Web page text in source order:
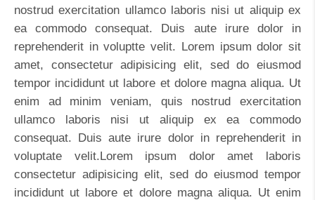
nostrud exercitation ullamco laboris nisi ut aliquip ex
ea commodo consequat. Duis aute irure dolor in
reprehenderit in voluptte velit. Lorem ipsum dolor sit
amet, consectetur adipisicing elit, sed do eiusmod
tempor incididunt ut labore et dolore magna aliqua. Ut
enim ad minim veniam, quis nostrud exercitation
ullamco laboris nisi ut aliquip ex ea commodo
consequat. Duis aute irure dolor in reprehenderit in
voluptate velit.Lorem ipsum dolor amet laboris
consectetur adipisicing elit, sed do eiusmod tempor
incididunt ut labore et dolore magna aliqua. Ut enim